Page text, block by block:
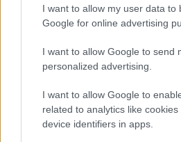
I want to allow my user data to
Google for online advertising
I want to allow Google to send
personalized advertising.
I want to allow Google to
related to analytics like
device identifiers in apps.
Dunne októberben, a
a McLaren tehetséggondozó
döntés hátterében